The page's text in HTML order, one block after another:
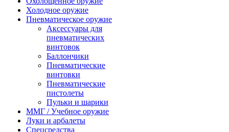
Холодное оружие
Пневматическое оружие
Аксессуары для
пневматических
винтовок
Баллончики
Пневматические
винтовки
Пневматические
пистолеты
Пульки и шарики
ММГ / Учебное оружие
Луки и арбалеты
Спецсредства